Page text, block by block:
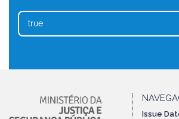
true
Issue